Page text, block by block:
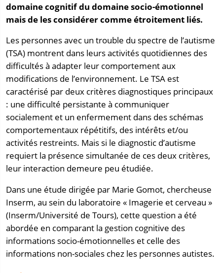
domaine cognitif du domaine socio-émotionnel
mais de les considérer comme étroitement liés.
Les personnes avec un trouble du spectre de l’autisme
(TSA) montrent dans leurs activités quotidiennes des
difficultés à adapter leur comportement aux
modifications de l’environnement. Le TSA est
caractérisé par deux critères diagnostiques principaux
: une difficulté persistante à communiquer
socialement et un enfermement dans des schémas
comportementaux répétitifs, des intérêts et/ou
activités restreints. Mais si le diagnostic d’autisme
requiert la présence simultanée de ces deux critères,
leur interaction demeure peu étudiée.
Dans une étude dirigée par Marie Gomot, chercheuse
Inserm, au sein du laboratoire « Imagerie et cerveau »
(Inserm/Université de Tours), cette question a été
abordée en comparant la gestion cognitive des
informations socio-émotionnelles et celle des
informations non-sociales chez les personnes autistes.